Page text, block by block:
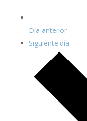
Día anterior
Siguiente día